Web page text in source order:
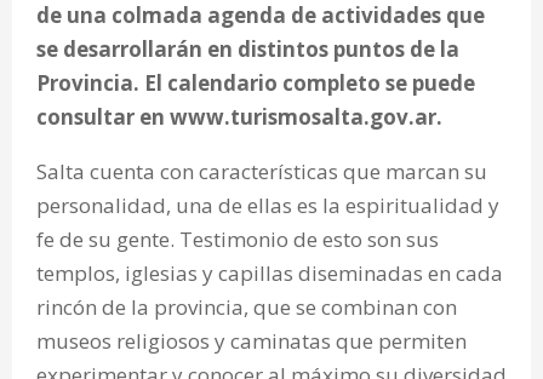
de una colmada agenda de actividades que
se desarrollarán en distintos puntos de la
Provincia. El calendario completo se puede
consultar en www.turismosalta.gov.ar.
Salta cuenta con características que marcan su
personalidad, una de ellas es la espiritualidad y
fe de su gente. Testimonio de esto son sus
templos, iglesias y capillas diseminadas en cada
rincón de la provincia, que se combinan con
museos religiosos y caminatas que permiten